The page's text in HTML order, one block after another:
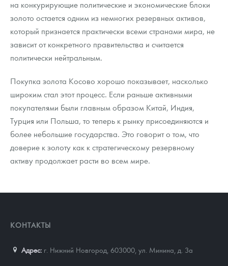
на конкурирующие политические и экономические блоки
золото остается одним из немногих резервных активов,
который признается практически всеми странами мира, не
зависит от конкретного правительства и считается
политически нейтральным.
Покупка золота Косово хорошо показывает, насколько
широким стал этот процесс. Если раньше активными
покупателями были главным образом Китай, Индия,
Турция или Польша, то теперь к рынку присоединяются и
более небольшие государства. Это говорит о том, что
доверие к золоту как к стратегическому резервному
активу продолжает расти во всем мире.
КОНТАКТЫ
Адрес: г. Нижний Новгород, 603000 ул. Минина, д. 3а